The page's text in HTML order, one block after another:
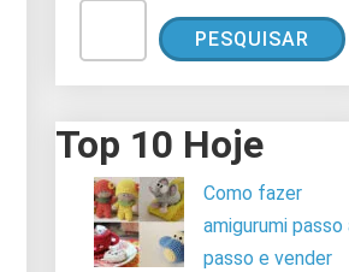
PESQUISAR
Top 10 Hoje
Como fazer
amigurumi passo
passo e vender